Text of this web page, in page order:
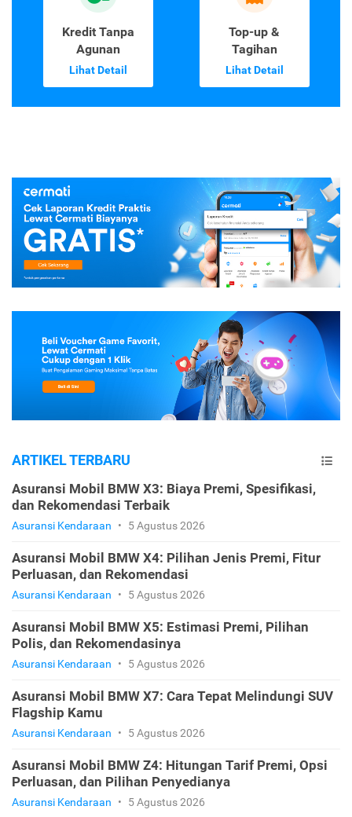
Kredit Tanpa
Agunan
Lihat Detail
Top-up &
Tagihan
Lihat Detail
ARTIKEL TERBARU
Asuransi Mobil BMW X3: Biaya Premi, Spesifikasi,
dan Rekomendasi Terbaik
Asuransi Kendaraan • 5 Agustus 2026
Asuransi Mobil BMW X4: Pilihan Jenis Premi, Fitur
Perluasan, dan Rekomendasi
Asuransi Kendaraan • 5 Agustus 2026
Asuransi Mobil BMW X5: Estimasi Premi, Pilihan
Polis, dan Rekomendasinya
Asuransi Kendaraan • 5 Agustus 2026
Asuransi Mobil BMW X7: Cara Tepat Melindungi SUV
Flagship Kamu
Asuransi Kendaraan • 5 Agustus 2026
Asuransi Mobil BMW Z4: Hitungan Tarif Premi, Opsi
Perluasan, dan Pilihan Penyedianya
Asuransi Kendaraan • 5 Agustus 2026